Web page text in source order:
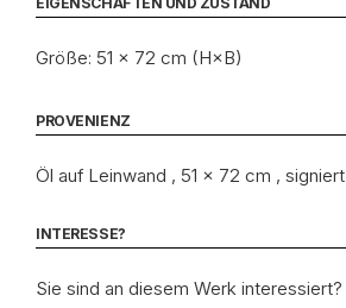
Größe: 51 × 72 cm (H×B)
PROVENIENZ
Öl auf Leinwand , 51 x 72 cm , signiert
INTERESSE?
Sie sind an diesem Werk interessiert?